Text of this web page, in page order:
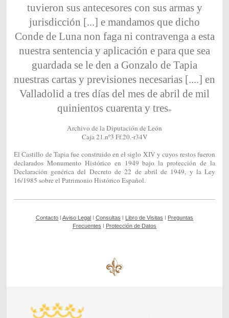
tuvieron sus antecesores con sus armas y
jurisdicción [...] e mandamos que dicho
Conde de Luna non faga ni contravenga a esta
nuestra sentencia y aplicación e para que sea
guardada se le den a Gonzalo de Tapia
nuestras cartas y previsiones necesarias [....] en
Valladolid a tres días del mes de abril de mil
quinientos cuarenta y tres»
Archivo de la Diputación de León
Caja 21.nº3 Ff.20.-r34V
El Castillo de Tapia fue construido en el siglo XIV y cuyos restos fueron
declarados Monumento Histórico en 1949 bajo la protección de la
Declaración genérica del Decreto de 22 de abril de 1949, y la Ley
16/1985 sobre el Patrimonio Histórico Español.
Contacto ǀ Aviso Legal ǀ Consultas ǀ Libro de Visitas ǀ Preguntas
Frecuentes ǀ Protección de Datos